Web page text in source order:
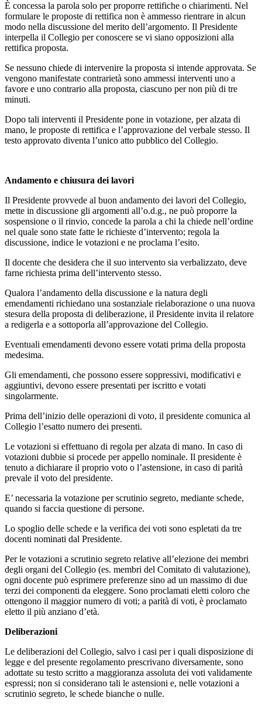
È concessa la parola solo per proporre rettifiche o chiarimenti. Nel
formulare le proposte di rettifica non è ammesso rientrare in alcun
modo nella discussione del merito dell’argomento. Il Presidente
interpella il Collegio per conoscere se vi siano opposizioni alla
rettifica proposta.
Se nessuno chiede di intervenire la proposta si intende approvata. Se
vengono manifestate contrarietà sono ammessi interventi uno a
favore e uno contrario alla proposta, ciascuno per non più di tre
minuti.
Dopo tali interventi il Presidente pone in votazione, per alzata di
mano, le proposte di rettifica e l’approvazione del verbale stesso. Il
testo approvato diventa l’unico atto pubblico del Collegio.
Andamento e chiusura dei lavori
Il Presidente provvede al buon andamento dei lavori del Collegio,
mette in discussione gli argomenti all’o.d.g., ne può proporre la
sospensione o il rinvio, concede la parola a chi la chiede nell’ordine
nel quale sono state fatte le richieste d’intervento; regola la
discussione, indice le votazioni e ne proclama l’esito.
Il docente che desidera che il suo intervento sia verbalizzato, deve
farne richiesta prima dell’intervento stesso.
Qualora l’andamento della discussione e la natura degli
emendamenti richiedano una sostanziale rielaborazione o una nuova
stesura della proposta di deliberazione, il Presidente invita il relatore
a redigerla e a sottoporla all’approvazione del Collegio.
Eventuali emendamenti devono essere votati prima della proposta
medesima.
Gli emendamenti, che possono essere soppressivi, modificativi e
aggiuntivi, devono essere presentati per iscritto e votati
singolarmente.
Prima dell’inizio delle operazioni di voto, il presidente comunica al
Collegio l’esatto numero dei presenti.
Le votazioni si effettuano di regola per alzata di mano. In caso di
votazioni dubbie si procede per appello nominale. Il presidente è
tenuto a dichiarare il proprio voto o l’astensione, in caso di parità
prevale il voto del presidente.
E’ necessaria la votazione per scrutinio segreto, mediante schede,
quando si faccia questione di persone.
Lo spoglio delle schede e la verifica dei voti sono espletati da tre
docenti nominati dal Presidente.
Per le votazioni a scrutinio segreto relative all’elezione dei membri
degli organi del Collegio (es. membri del Comitato di valutazione),
ogni docente può esprimere preferenze sino ad un massimo di due
terzi dei componenti da eleggere. Sono proclamati eletti coloro che
ottengono il maggior numero di voti; a parità di voti, è proclamato
eletto il più anziano d’età.
Deliberazioni
Le deliberazioni del Collegio, salvo i casi per i quali disposizione di
legge e del presente regolamento prescrivano diversamente, sono
adottate su testo scritto a maggioranza assoluta dei voti validamente
espressi; non si considerano tali le astensioni e, nelle votazioni a
scrutinio segreto, le schede bianche o nulle.